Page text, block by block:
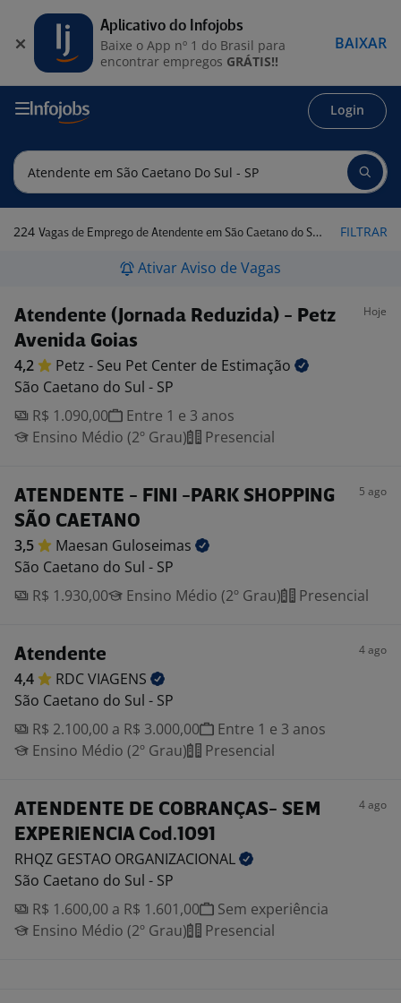
Login
224 Vagas de Emprego de Atendente em São Caetano do Sul - SP FILTRAR
Ativar Aviso de Vagas
Atendente (Jornada Reduzida) - Petz
Avenida Goias
Hoje
4,2 Petz - Seu Pet Center de Estimação
São Caetano do Sul - SP
R$ 1.090,00
Entre 1 e 3 anos
Ensino Médio (2º Grau)
Presencial
ATENDENTE - FINI -PARK SHOPPING
SÃO CAETANO
5 ago
3,5 Maesan Guloseimas
São Caetano do Sul - SP
R$ 1.930,00
Ensino Médio (2º Grau) Presencial
Atendente 4 ago
4,4 RDCVIAGENS
São Caetano do Sul - SP
R$ 2.100,00 a R$ 3.000,00
Entre 1 e 3 anos
Ensino Médio (2º Grau)
Presencial
ATENDENTE DE COBRANÇAS- SEM
EXPERIENCIA Cod.1091
4 ago
RHQZ GESTAO ORGANIZACIONAL
São Caetano do Sul - SP
R$ 1.600,00 a R$ 1.601,00
Sem experiência
Ensino Médio (2º Grau)
Presencial
Aplicativo do Infojobs
Baixe o App nº 1 do Brasil para
encontrar empregos GRÁTIS!!
BAIXAR